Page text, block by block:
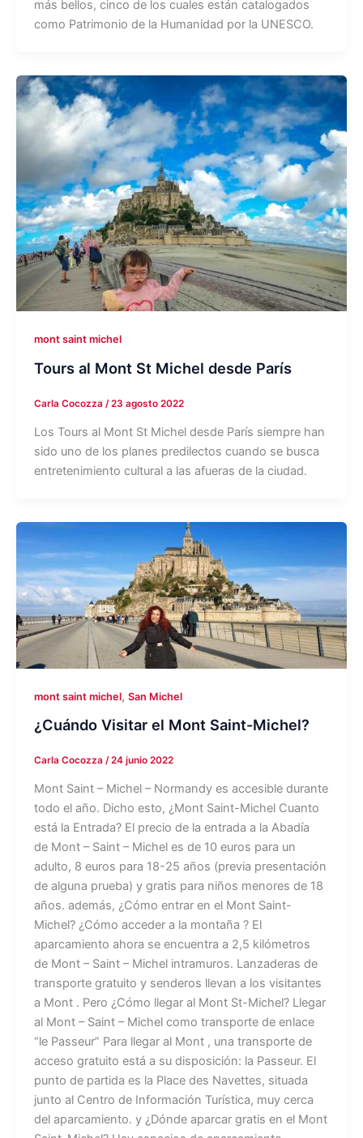
más bellos, cinco de los cuales están catalogados
como Patrimonio de la Humanidad por la UNESCO.
mont saint michel
Tours al Mont St Michel desde París
Carla Cocozza /23 agosto 2022
Los Tours al Mont St Michel desde París siempre han
sido uno de los planes predilectos cuando se busca
entretenimiento cultural a las afueras de la ciudad.
mont saint michel, San Michel
¿Cuándo Visitar el Mont Saint-Michel?
Carla Cocozza /24 junio 2022
Mont Saint – Michel – Normandy es accesible durante
todo el año. Dicho esto, ¿Mont Saint-Michel Cuanto
está la Entrada? El precio de la entrada a la Abadía
de Mont – Saint – Michel es de 10 euros para un
adulto, 8 euros para 18-25 años (previa presentación
de alguna prueba) y gratis para niños menores de 18
años. además, ¿Cómo entrar en el Mont Saint-
Michel? ¿Cómo acceder a la montaña ? El
aparcamiento ahora se encuentra a 2,5 kilómetros
de Mont – Saint – Michel intramuros. Lanzaderas de
transporte gratuito y senderos llevan a los visitantes
a Mont . Pero ¿Cómo llegar al Mont St-Michel? Llegar
al Mont – Saint – Michel como transporte de enlace
“le Passeur” Para llegar al Mont , una transporte de
acceso gratuito está a su disposición: la Passeur. El
punto de partida es la Place des Navettes, situada
junto al Centro de Información Turística, muy cerca
del aparcamiento. y ¿Dónde aparcar gratis en el Mont